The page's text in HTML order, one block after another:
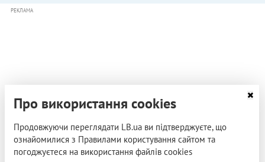
РЕКЛАМА
Про використання cookies
Продовжуючи переглядати LB.ua ви підтверджуєте, що
ознайомилися з Правилами користування сайтом та
погоджуєтеся на використання файлів cookies